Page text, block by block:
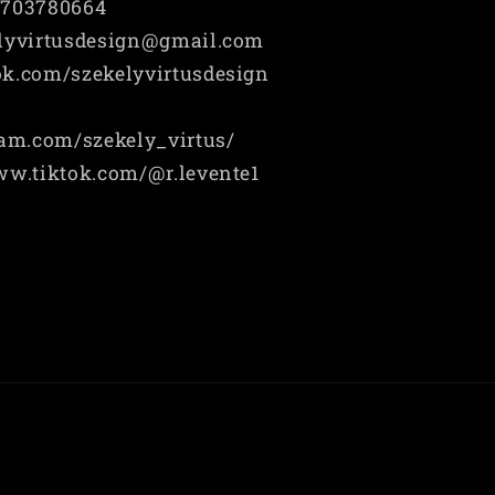
szekelyvirtusdesign
szekely_virtus/
@r.levente1